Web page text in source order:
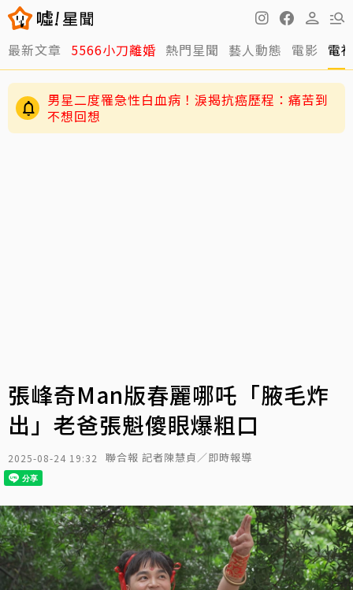
最新文章 5566小刀離婚 熱門星聞 藝人動態 電影 電
周杰倫遭影射「私生子」風波延燒！女主角劉若
雪首發聲
張峰奇Man版春麗哪吒「腋毛炸
出」老爸張魁傻眼爆粗口
2025-08-24 19:32 聯合報 記者陳慧貞／即時報導